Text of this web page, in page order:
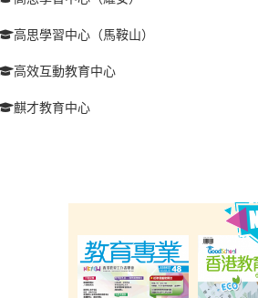
高思學習中心（馬鞍山）
高效互動教育中心
麒才教育中心